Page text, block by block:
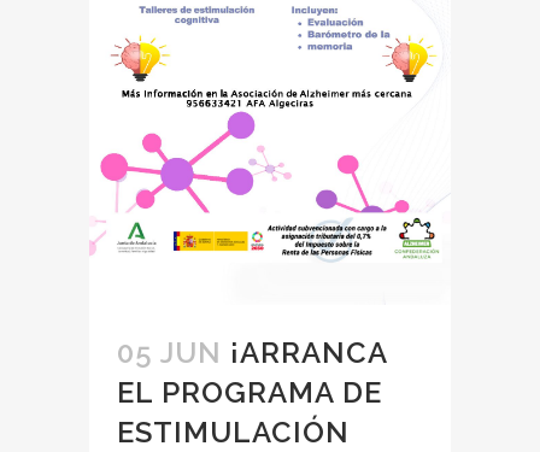
05 JUN ¡ARRANCA
EL PROGRAMA DE
ESTIMULACIÓN